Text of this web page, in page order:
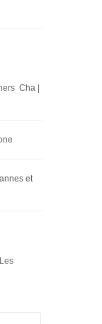
Cha |
et
Les